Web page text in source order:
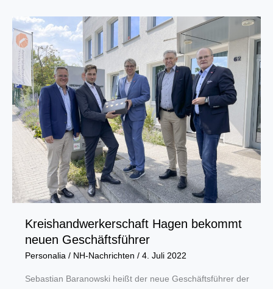
erfolgreiche
Auszubildende
Kreishandwerkerschaft Hagen bekommt
neuen Geschäftsführer
Personalia / NH-Nachrichten / 4. Juli 2022
Sebastian Baranowski heißt der neue Geschäftsführer der